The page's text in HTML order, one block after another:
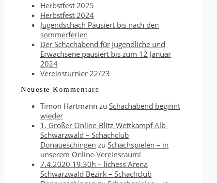
Herbstfest 2025
Herbstfest 2024
Jugendschach Pausiert bis nach den
sommerferien
Der Schachabend für Jugendliche und
Erwachsene pausiert bis zum 12 Januar
2024
Vereinsturnier 22/23
Neueste Kommentare
Timon Hartmann zu Schachabend beginnt
wieder
1. Großer Online-Blitz-Wettkampf Alb-
Schwarzwald – Schachclub
Donaueschingen zu Schachspielen – in
unserem Online-Vereinsraum!
7.4.2020 19.30h – lichess Arena
Schwarzwald Bezirk – Schachclub